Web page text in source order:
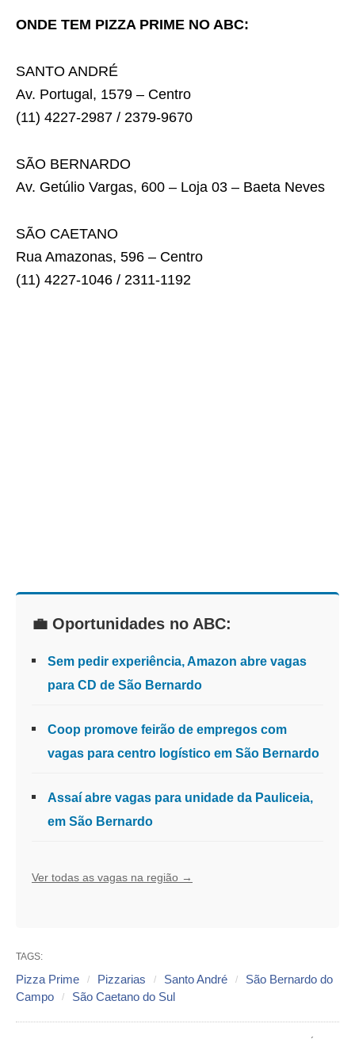
ONDE TEM PIZZA PRIME NO ABC:
SANTO ANDRÉ
Av. Portugal, 1579 – Centro
(11) 4227-2987 / 2379-9670
SÃO BERNARDO
Av. Getúlio Vargas, 600 – Loja 03 – Baeta Neves
SÃO CAETANO
Rua Amazonas, 596 – Centro
(11) 4227-1046 / 2311-1192
💼 Oportunidades no ABC:
Sem pedir experiência, Amazon abre vagas
para CD de São Bernardo
Coop promove feirão de empregos com
vagas para centro logístico em São Bernardo
Assaí abre vagas para unidade da Pauliceia,
em São Bernardo
Ver todas as vagas na região →
TAGS:
Pizza Prime Pizzarias Santo André
São Bernardo do
Campo
São Caetano do Sul